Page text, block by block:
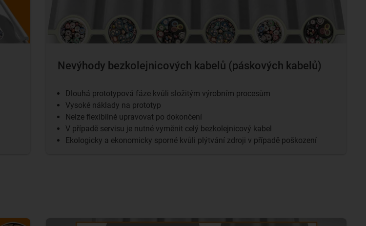
Nevýhody bezkolejnicových kabelů (páskových kabelů)
Dlouhá prototypová fáze kvůli složitým výrobním procesům
Vysoké náklady na prototyp
Nelze flexibilně upravovat po dokončení
V případě servisu je nutné vyměnit celý bezkolejnicový kabel
Ekologicky a ekonomicky sporné kvůli plýtvání zdroji v případě poškození